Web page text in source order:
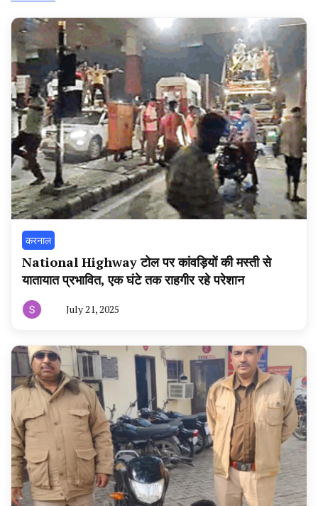
करनाल
National Highway टोल पर कांवड़ियों की मस्ती से
यातायात प्रभावित, एक घंटे तक राहगीर रहे परेशान
टूडे
July 21, 2025